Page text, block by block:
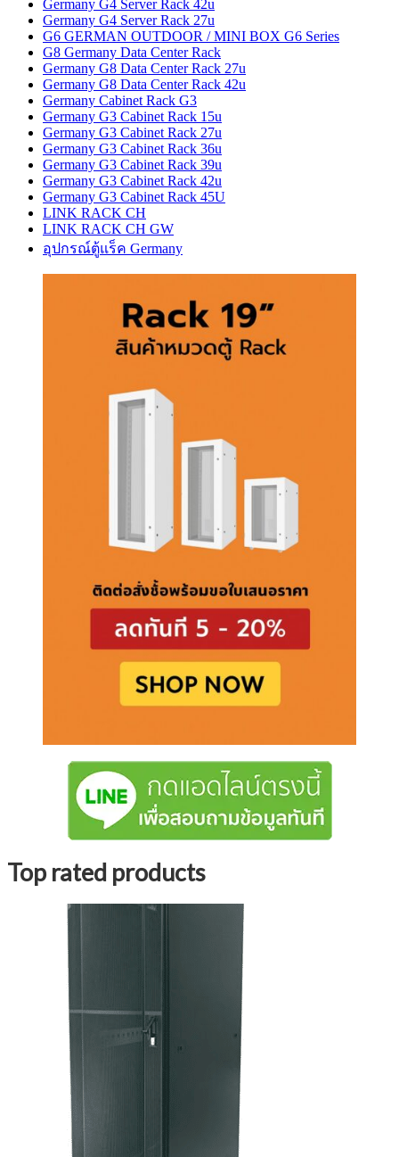
Germany G4 Server Rack 42u
Germany G4 Server Rack 27u
G6 GERMAN OUTDOOR / MINI BOX G6 Series
G8 Germany Data Center Rack
Germany G8 Data Center Rack 27u
Germany G8 Data Center Rack 42u
Germany Cabinet Rack G3
Germany G3 Cabinet Rack 15u
Germany G3 Cabinet Rack 27u
Germany G3 Cabinet Rack 36u
Germany G3 Cabinet Rack 39u
Germany G3 Cabinet Rack 42u
Germany G3 Cabinet Rack 45U
LINK RACK CH
LINK RACK CH GW
อุปกรณ์ตู้แร็ค Germany
Top rated products